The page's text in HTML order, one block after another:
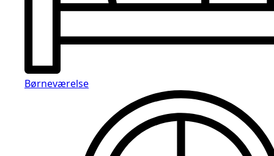
Børneværelse